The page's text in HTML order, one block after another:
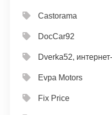
Castorama
DocCar92
Dverka52,
Evpa Motors
Fix Price